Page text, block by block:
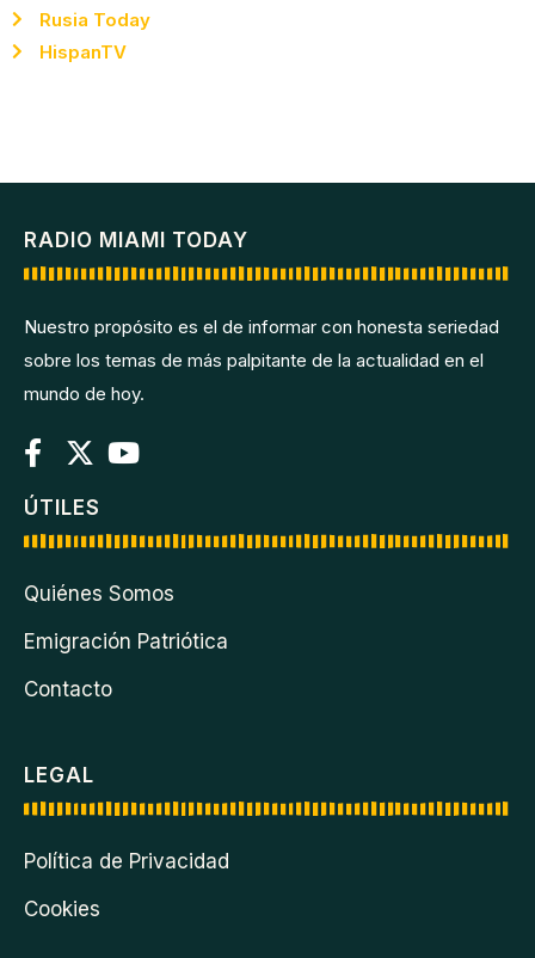
Rusia Today
HispanTV
RADIO MIAMI TODAY
Nuestro propósito es el de informar con honesta seriedad
sobre los temas de más palpitante de la actualidad en el
mundo de hoy.
ÚTILES
Quiénes Somos
Emigración Patriótica
Contacto
LEGAL
Política de Privacidad
Cookies